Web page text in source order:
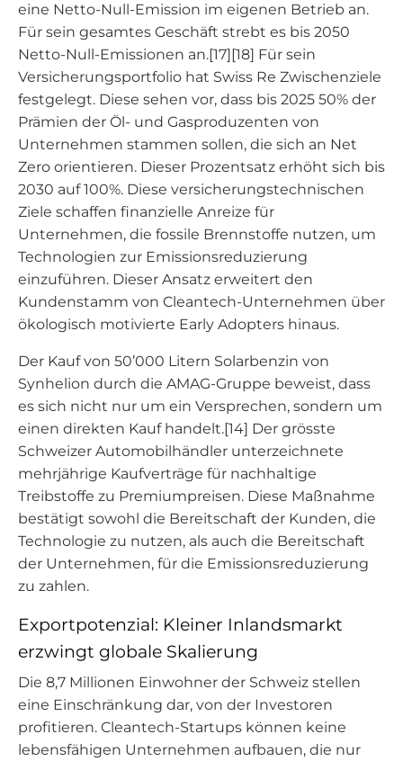
eine Netto-Null-Emission im eigenen Betrieb an.
Für sein gesamtes Geschäft strebt es bis 2050
Netto-Null-Emissionen an.[17][18] Für sein
Versicherungsportfolio hat Swiss Re Zwischenziele
festgelegt. Diese sehen vor, dass bis 2025 50% der
Prämien der Öl- und Gasproduzenten von
Unternehmen stammen sollen, die sich an Net
Zero orientieren. Dieser Prozentsatz erhöht sich bis
2030 auf 100%. Diese versicherungstechnischen
Ziele schaffen finanzielle Anreize für
Unternehmen, die fossile Brennstoffe nutzen, um
Technologien zur Emissionsreduzierung
einzuführen. Dieser Ansatz erweitert den
Kundenstamm von Cleantech-Unternehmen über
ökologisch motivierte Early Adopters hinaus.
Der Kauf von 50’000 Litern Solarbenzin von
Synhelion durch die AMAG-Gruppe beweist, dass
es sich nicht nur um ein Versprechen, sondern um
einen direkten Kauf handelt.[14] Der grösste
Schweizer Automobilhändler unterzeichnete
mehrjährige Kaufverträge für nachhaltige
Treibstoffe zu Premiumpreisen. Diese Maßnahme
bestätigt sowohl die Bereitschaft der Kunden, die
Technologie zu nutzen, als auch die Bereitschaft
der Unternehmen, für die Emissionsreduzierung
zu zahlen.
Exportpotenzial: Kleiner Inlandsmarkt
erzwingt globale Skalierung
Die 8,7 Millionen Einwohner der Schweiz stellen
eine Einschränkung dar, von der Investoren
profitieren. Cleantech-Startups können keine
lebensfähigen Unternehmen aufbauen, die nur